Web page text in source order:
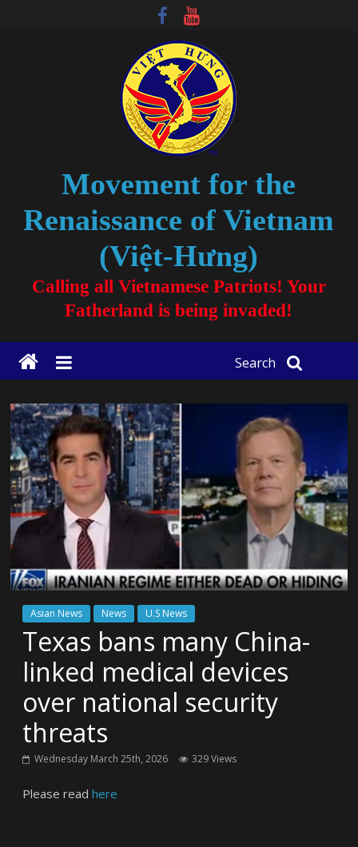
Movement for the
Renaissance of Vietnam
(Việt-Hưng)
Calling all Vietnamese Patriots! Your
Fatherland is being invaded!
Search
Asian News News U.S News
Texas bans many China-
linked medical devices
over national security
threats
Wednesday March 25th, 2026 329 Views
Please readhere